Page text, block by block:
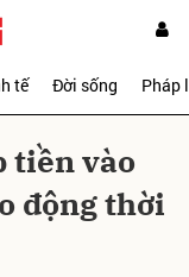
tế Đời sống Pháp
tiền vào
động thời